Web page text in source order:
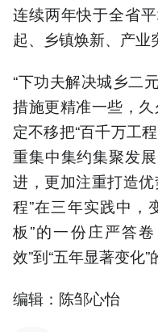
连续两年快于全省
起、乡镇焕新、产业
“下功夫解决城乡二
措施更精准一些，
定不移把“百千万工
重集中集约集聚发
进，更加注重打造
程”在三年实践中，
板”的一份庄严答
效”到“五年显著变化”
编辑：陈邹心怡